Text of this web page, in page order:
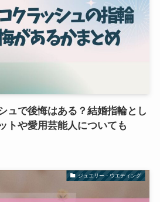
ュで後悔はある？結婚指輪とし
トや愛用芸能人についても
ジュエリー・ウエディング